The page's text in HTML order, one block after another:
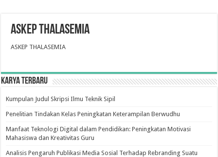
ASKEP THALASEMIA
ASKEP THALASEMIA
Karya Terbaru
Kumpulan Judul Skripsi Ilmu Teknik Sipil
Penelitian Tindakan Kelas Peningkatan Keterampilan Berwudhu
Manfaat Teknologi Digital dalam Pendidikan: Peningkatan Motivasi
Mahasiswa dan Kreativitas Guru
Analisis Pengaruh Publikasi Media Sosial Terhadap Rebranding Suatu